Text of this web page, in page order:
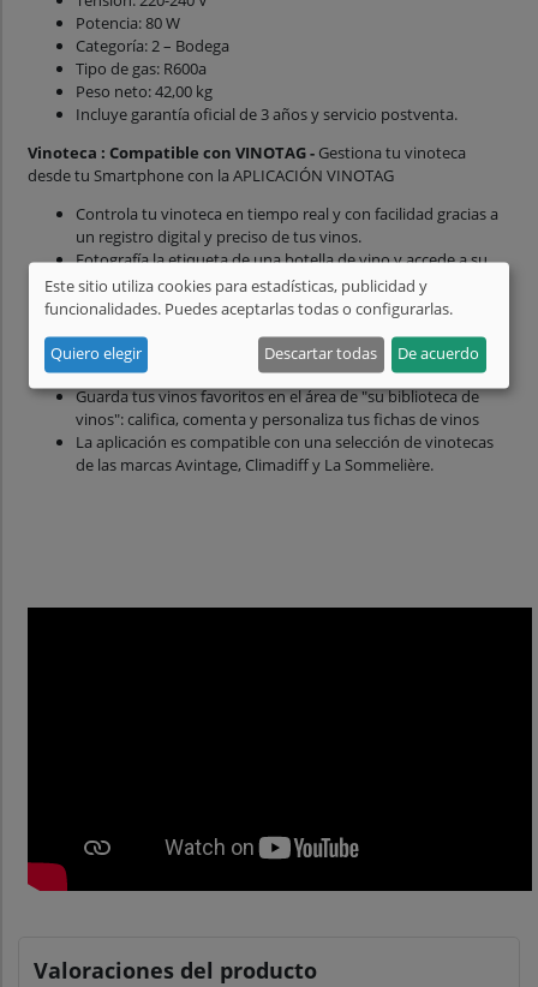
Potencia: 80 W
Categoría: 2 – Bodega
Tipo de gas: R600a
Peso neto: 42,00 kg
Incluye garantía oficial de 3 años y servicio postventa.
Vinoteca : Compatible con VINOTAG - Gestiona tu vinoteca
desde tu Smartphone con la APLICACIÓN VINOTAG
Controla tu vinoteca en tiempo real y con facilidad gracias a
un registro digital y preciso de tus vinos.
Fotografía la etiqueta de una botella de vino y accede a su
ficha detallada de vinos: la botella quede registrada
automáticamente en tu cava digital, con su ficha de vinos
Coloca la botella en tu vinoteca y registra su ubicación en tu
"bodega digital"
Guarda tus vinos favoritos en el área de "su biblioteca de
vinos": califica, comenta y personaliza tus fichas de vinos
La aplicación es compatible con una selección de vinotecas
de las marcas Avintage, Climadiff y La Sommelière.
Valoraciones del producto
Este sitio utiliza cookies para estadísticas, publicidad y
funcionalidades. Puedes aceptarlas todas o configurarlas.
Quiero elegir Descartar todas De acuerdo